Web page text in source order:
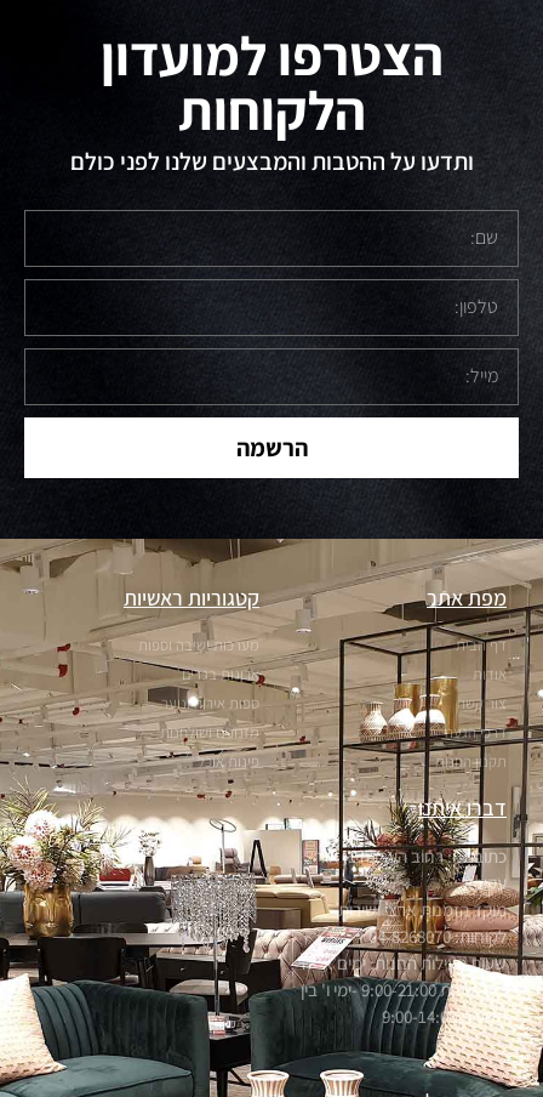
הצטרפו למועדון
הלקוחות
ותדעו על ההטבות והמבצעים שלנו לפני כולם
הרשמה
מפת אתר
דף הבית
אודות
צור קשר
דרכי הגעה
תקנון החנות
קטגוריות ראשיות
מערכות ישיבה וספות
ארונות בגדים
ספות אירוח ונוער
מזנונים ושולחנות
פינות אוכל
דברו איתנו
כתובתנו: רחוב הערבה 1, אור
עקיבא
מוקד הזמנות ארצי ושירות
לקוחות: 04-8268070
שעות פעילות החנות: ימים א'-ה'
בין השעות 9:00-21:00 -ימי ו' בין
השעות 9:00-14:00